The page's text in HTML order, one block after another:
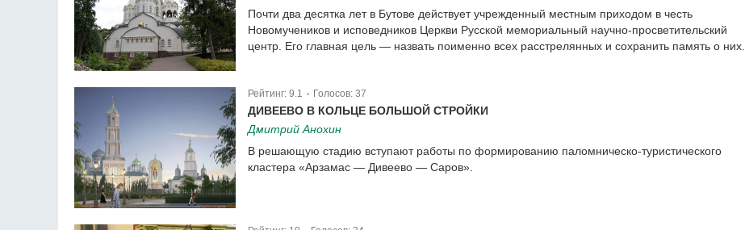
Почти два десятка лет в Бутове действует учрежденный местным приходом в честь
Новомучеников и исповедников Церкви Русской мемориальный научно-просветительский
центр. Его главная цель — назвать поименно всех расстрелянных и сохранить память о них.
Рейтинг: 9.1 Голосов: 37
ДИВЕЕВО В КОЛЬЦЕ БОЛЬШОЙ СТРОЙКИ
Дмитрий Анохин
В решающую стадию вступают работы по формированию паломническо-туристического
кластера «Арзамас — Дивеево — Саров».